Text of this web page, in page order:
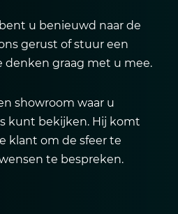
u benieuwd naar de
gerust of stuur een
denken graag met u mee.
showroom waar u
kunt bekijken. Hij komt
klant om de sfeer te
te bespreken.